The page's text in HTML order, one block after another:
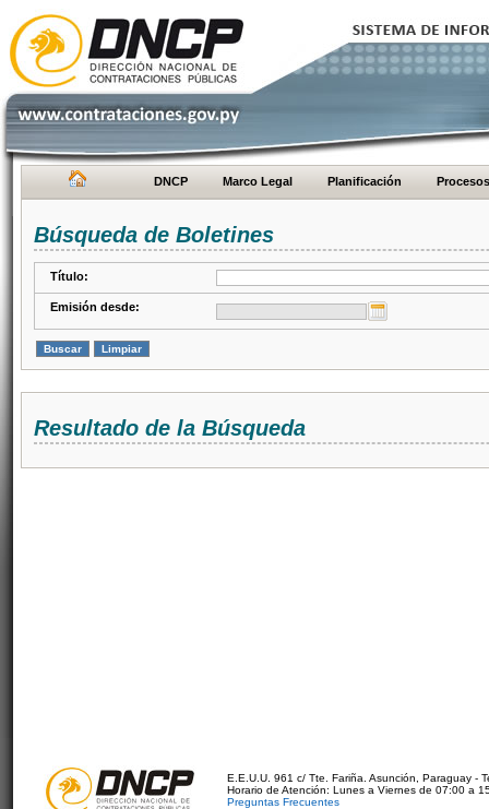
DNCP Marco Legal Planificación Procesos
Búsqueda de Boletines
Título:
Emisión desde:
Resultado de la Búsqueda
E.E.U.U. 961 c/ Tte. Fariña. Asunción, Paraguay -
Horario de Atención: Lunes a Viernes de 07:00 a
Preguntas Frecuentes